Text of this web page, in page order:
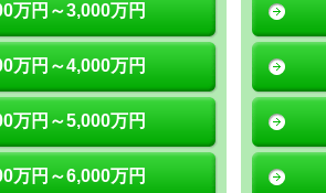
万円～3,000万円
万円～4,000万円
万円～5,000万円
万円～6,000万円